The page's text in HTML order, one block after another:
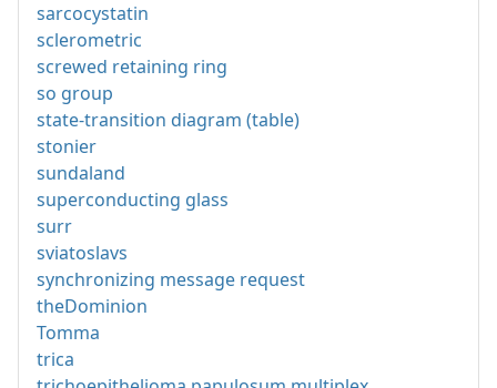
sarcocystatin
sclerometric
screwed retaining ring
so group
state-transition diagram (table)
stonier
sundaland
superconducting glass
surr
sviatoslavs
synchronizing message request
theDominion
Tomma
trica